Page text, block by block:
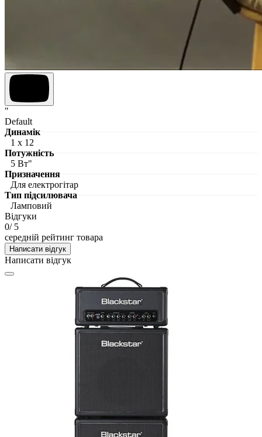
"
Default
Динамік
1 х 12
Потужність
5 Вт"
Призначення
Для електрогітар
Тип підсилювача
Ламповий
Відгуки
0/ 5
середній рейтинг товара
Написати відгук
Написати відгук